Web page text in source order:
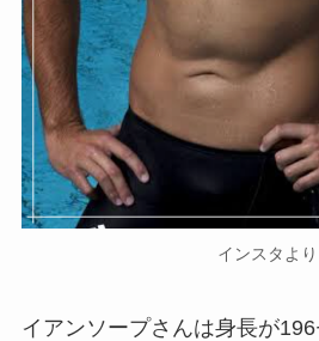
インスタより
イアンソープさんは身長が